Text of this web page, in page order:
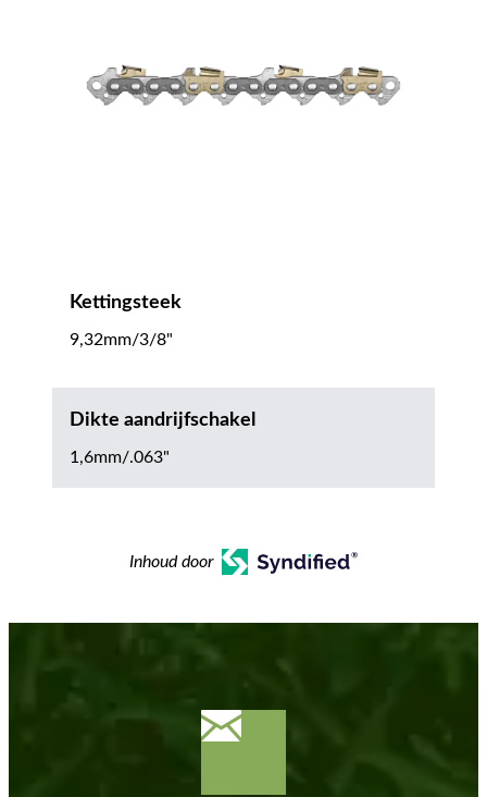
Kettingsteek
9,32mm/3/8"
Dikte aandrijfschakel
1,6mm/.063"
Inhoud door